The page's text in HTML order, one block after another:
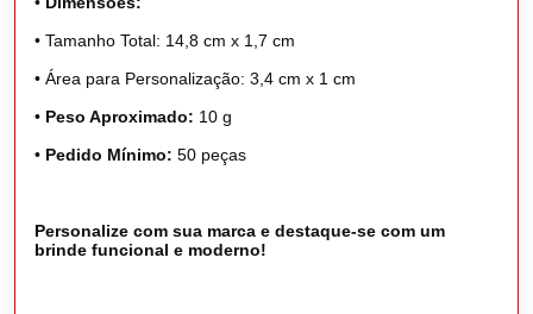
• Tamanho Total: 14,8 cm x 1,7 cm
• Área para Personalização: 3,4 cm x 1 cm
• Peso Aproximado: 10 g
• Pedido Mínimo: 50 peças
Personalize com sua marca e destaque-se com um
brinde funcional e moderno!